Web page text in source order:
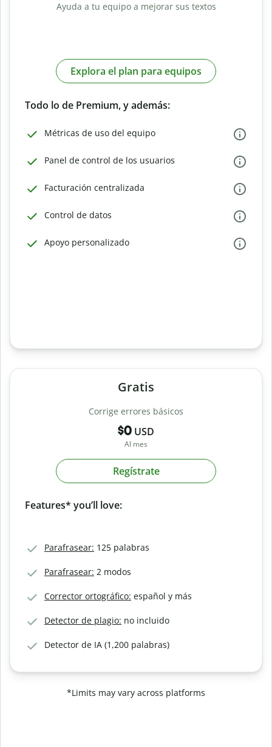
Ayuda a tu equipo a mejorar sus textos
Explora el plan para equipos
Todo lo de Premium, y además:
Métricas de uso del equipo
Panel de control de los usuarios
Facturación centralizada
Control de datos
Apoyo personalizado
Gratis
Corrige errores básicos
$0 USD
Al mes
Regístrate
Features* you’ll love:
Parafrasear: 125 palabras
Parafrasear: 2 modos
Corrector ortográfico: español y más
Detector de plagio: no incluido
Detector de IA (1,200 palabras)
*Limits may vary across platforms